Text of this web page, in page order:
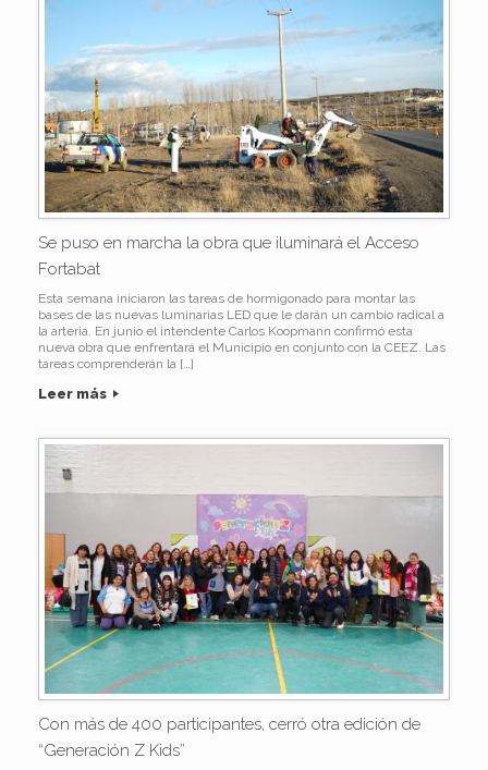
Se puso en marcha la obra que iluminará el Acceso
Fortabat
Esta semana iniciaron las tareas de hormigonado para montar las
bases de las nuevas luminarias LED que le darán un cambio radical a
la arteria. En junio el intendente Carlos Koopmann confirmó esta
nueva obra que enfrentará el Municipio en conjunto con la CEEZ. Las
tareas comprenderán la […]
Leer más
Con más de 400 participantes, cerró otra edición de
“Generación Z Kids”